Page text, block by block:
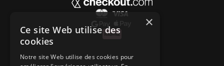
×
Ce site Web utilise des
cookies
Notre site Web utilise des cookies pour